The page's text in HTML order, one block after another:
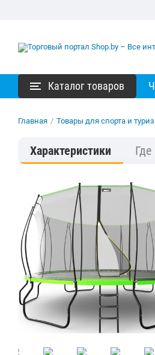
Каталог товаров
Главная / Товары для спорта и
Характеристики Где